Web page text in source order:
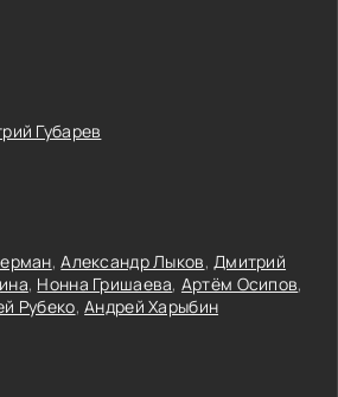
Губарев
,Александр Лыков,Дмитрий
, Нонна Гришаева, Артём Осипов,
Рубеко,Андрей Харыбин